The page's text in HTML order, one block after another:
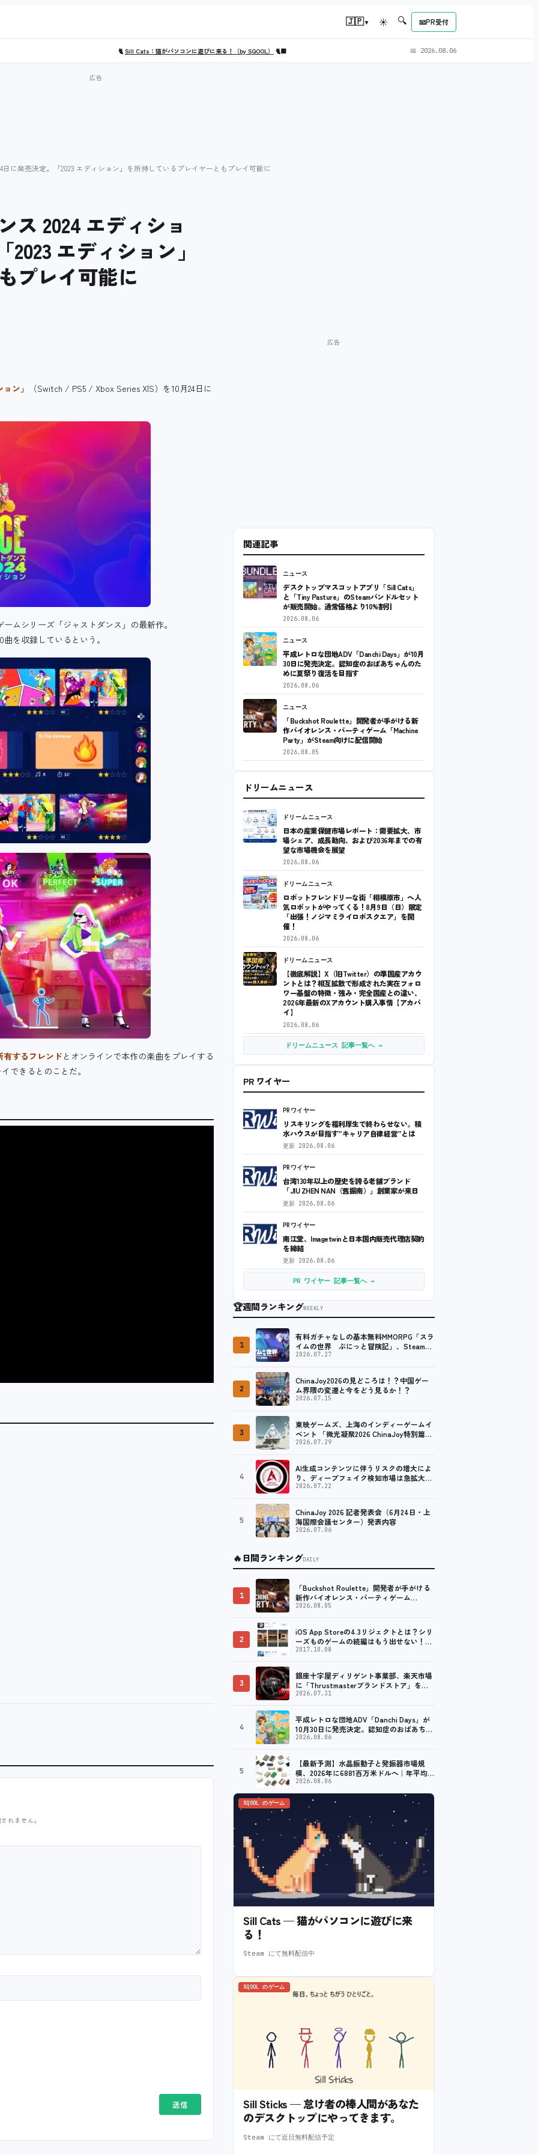
🇯🇵▾ ☀ 🔍 📧PR受付
🐈Sill Cats：猫がパソコンに遊びに来る！（by SQOOL） 🐈‍⬛ 📅 2026.08.06
に発売決定。「2023 エディション」を所持しているプレイヤーともプレイ可能に
ス 2024 エディショ
エディション」
プレイ可能に
ン」
（Switch / PS5 / Xbox Series X|S）を10月24日に
ムシリーズ「ジャストダンス」の最新作。
を収録しているという。
有するフレンド とオンラインで本作の楽曲をプレイする
できるとのことだ。
れません。
関連記事
ニュース
デスクトップマスコットアプリ「Sill Cats」
と「Tiny Pasture」のSteamバンドルセット
が販売開始。通常価格より10%割引
2026.08.06
ニュース
平成レトロな団地ADV「Danchi Days」が10月
30日に発売決定。認知症のおばあちゃんのた
めに夏祭り復活を目指す
2026.08.06
ニュース
「Buckshot Roulette」開発者が手がける新
作バイオレンス・パーティゲーム「Machine
Party」がSteam向けに配信開始
2026.08.05
ドリームニュース
ドリームニュース
日本の産業保健市場レポート：需要拡大、市
場シェア、成長動向、および2036年までの有
望な市場機会を展望
2026.08.06
ドリームニュース
ロボットフレンドリーな街「相模原市」へ人
気ロボットがやってくる！8月9日（日）限定
「出張！ノジマミライロボスクエア」を開
催！
2026.08.06
ドリームニュース
【徹底解説】X（旧Twitter）の準国産アカウ
ントとは？相互拡散で形成された実在フォロ
ワー基盤の特徴・強み・完全国産との違い、
2026年最新のXアカウント購入事情【アカバ
イ】
2026.08.06
ドリームニュース 記事一覧へ →
PR ワイヤー
PRワイヤー
リスキリングを福利厚生で終わらせない。積
水ハウスが目指す”キャリア自律経営”とは
更新 2026.08.06
PRワイヤー
台湾130年以上の歴史を誇る老舗ブランド
「JIU ZHEN NAN（舊振南）」創業家が来日
更新 2026.08.06
PRワイヤー
南江堂、Imagetwinと日本国内販売代理店契約
を締結
更新 2026.08.06
PR ワイヤー 記事一覧へ →
🏆週間ランキングWEEKLY
1
有料ガチャなしの基本無料MMORPG「スラ
イムの世界 ぷにっと冒険記」、Steam向
けの無料体験版が8月末に配信決定
2026.07.27
2
ChinaJoy2026の見どころは！？中国ゲー
ム界隈の変遷と今をどう見るか！？
2026.07.15
3
東映ゲームズ、上海のインディーゲームイ
ベント 「微光凝聚2026 ChinaJoy特別篇」
に登壇！
2026.07.29
4
AI生成コンテンツに伴うリスクの増大によ
り、ディープフェイク検知市場は急拡大
し、2035年には90億米ドルに達する見通し
2026.07.22
5
ChinaJoy 2026 記者発表会（6月24日・上
海国際会議センター）発表内容
2026.07.06
🔥日間ランキングDAILY
1
「Buckshot Roulette」開発者が手がける
新作バイオレンス・パーティゲーム
「Machine Party」がSteam向けに配信開
2026.08.05
2
iOS App Storeの4.3リジェクトとは？シリ
ーズものゲームの続編はもう出せない！？
脱出ゲームで相次ぐリジェクト
2017.10.08
3
銀座十字屋ディリゲント事業部、楽天市場
に「Thrustmasterブランドストア」をオ
ープン。記念キャンペーンでポイントアッ
2026.07.31
4
平成レトロな団地ADV「Danchi Days」が
10月30日に発売決定。認知症のおばあちゃ
んのために夏祭り復活を目指す
2026.08.06
5
【最新予測】水晶振動子と発振器市場規
模、2026年に6881百万米ドルへ｜年平均成
長率9.6%で推移予測
2026.08.06
SQOOL のゲーム
Sill Cats — 猫がパソコンに遊びに来
る！
Steam にて無料配信中
SQOOL のゲーム
Sill Sticks — 怠け者の棒人間があなた
のデスクトップにやってきます。
Steam にて近日無料配信予定